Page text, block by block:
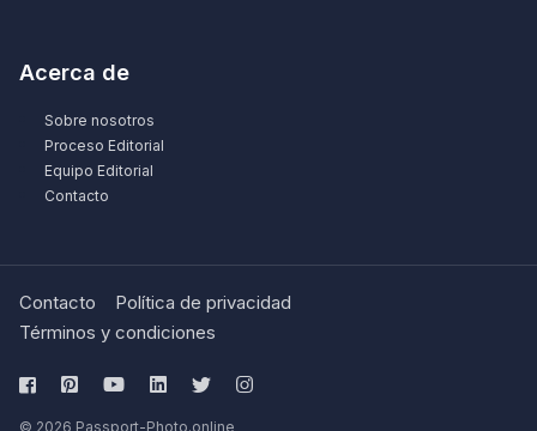
Acerca de
Sobre nosotros
Proceso Editorial
Equipo Editorial
Contacto
Contacto
Política de privacidad
Términos y condiciones
© 2026 Passport-Photo.online